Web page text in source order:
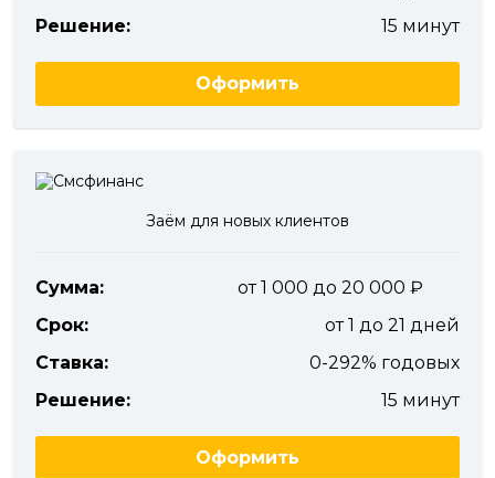
Решение:
15 минут
Оформить
Заём для новых клиентов
Сумма:
от 1 000 до 20 000
Срок:
от 1 до 21 дней
Ставка:
0-292% годовых
Решение:
15 минут
Оформить